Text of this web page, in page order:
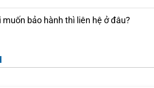
bảo hành thì liên hệ ở đâu?